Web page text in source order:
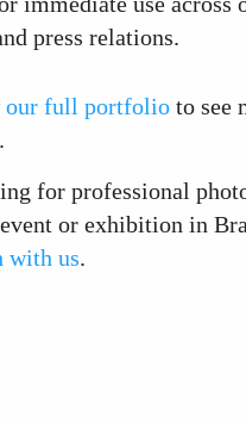
press relations.
our full portfolio to see
for professional
or exhibition in
with us.